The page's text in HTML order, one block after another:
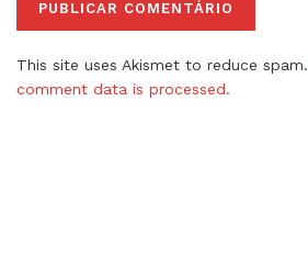
This site uses Akismet to reduce spam.
comment data is processed.